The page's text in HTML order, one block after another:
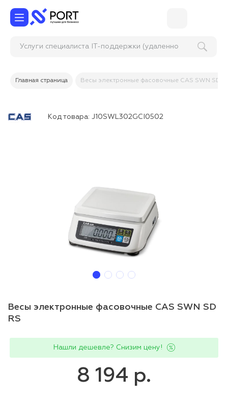
Услуги специалиста IT-поддержки (удал
Главная страница Весы электронные фасовочные CAS SWN SD
Код товара: J10SWL302GCI0502
Весы электронные фасовочные CAS SWN SD
RS
Нашли дешевле? Снизим цену!
8 194 р.